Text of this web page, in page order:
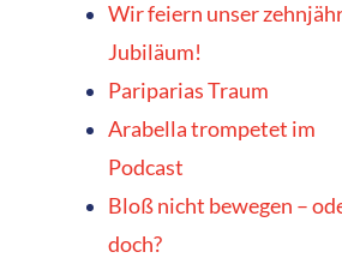
Wir feiern unser
Jubiläum!
Pariparias Traum
Arabella trompetet im
Podcast
Bloß nicht bewegen –
doch?